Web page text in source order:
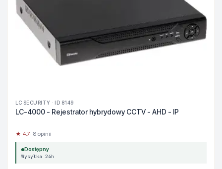
LC SECURITY · ID 8149
LC-4000 - Rejestrator hybrydowy CCTV - AHD - IP
★ 4.7· 8 opinii
Dostępny
Wysyłka 24h